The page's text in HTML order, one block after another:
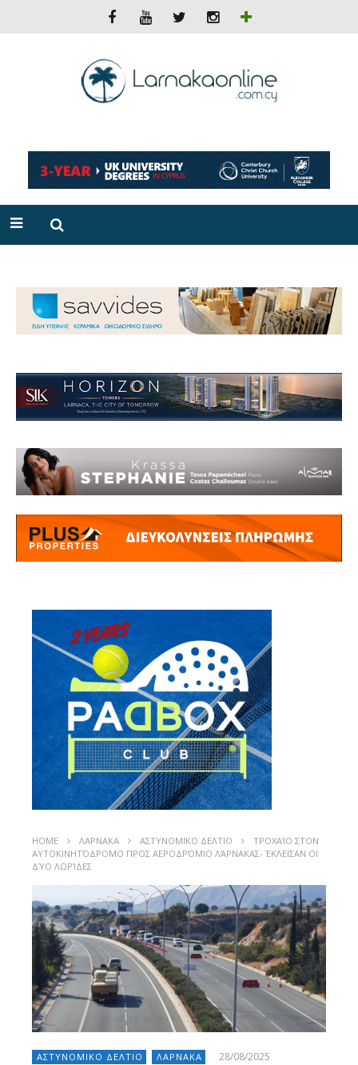
HOME ΛΑΡΝΑΚΑ ΑΣΤΥΝΟΜΙΚΟ ΔΕΛΤΙΟ
ΤΡΟΧΑΊΟ ΣΤΟΝ
ΑΥΤΟΚΙΝΗΤΌΔΡΟΜΟ ΠΡΟΣ ΑΕΡΟΔΡΌΜΙΟ ΛΆΡΝΑΚΑΣ- ΈΚΛΕΙΣΑΝ ΟΙ
ΔΎΟ ΛΩΡΊΔΕΣ
ΑΣΤΥΝΟΜΙΚΟ ΔΕΛΤΙΟ ΛΑΡΝΑΚΑ 28/08/2025